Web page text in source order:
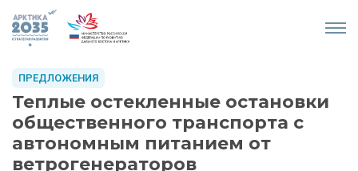
Теплые остекленные остановки
общественного транспорта с
автономным питанием от
ветрогенераторов
ПРЕДЛОЖЕНИЯ